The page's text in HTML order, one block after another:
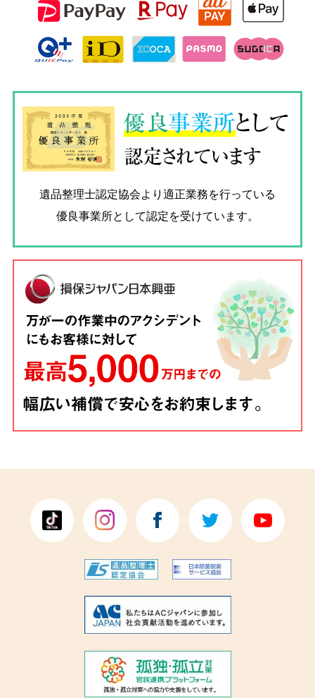
優良事業所として
認定されています
遺品整理士認定協会より適正業務を行っている
優良事業所として認定を受けています。